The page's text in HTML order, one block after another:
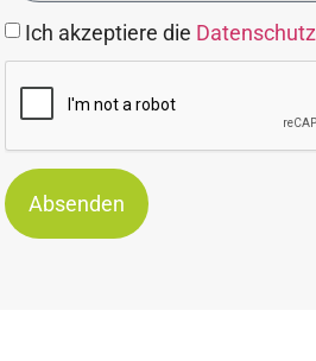
Ich akzeptiere die
Absenden